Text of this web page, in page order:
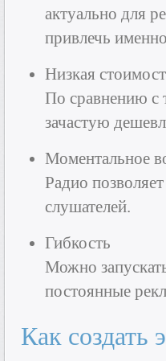
актуально для
привлечь
Низкая
По сравнению с
зачастую
Моментальное
Радио
слушателей.
Гибкость
Можно
постоянные
Как создать